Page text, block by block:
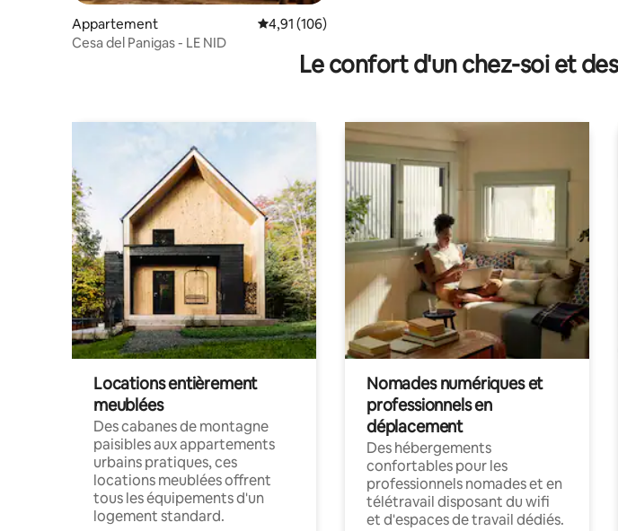
Appartement Évaluation moyenne sur la base de 106 commentaires : 4,91
4,91 (106)
Cesa del Panigas - LE NID
Le confort d'un chez-soi et
Locations entièrement
meublées
Des cabanes de montagne
paisibles aux appartements
urbains pratiques, ces
locations meublées offrent
tous les équipements d'un
logement standard.
Nomades numériques et
professionnels en
déplacement
Des hébergements
confortables pour les
professionnels nomades et en
télétravail disposant du wifi
et d'espaces de travail dédiés.